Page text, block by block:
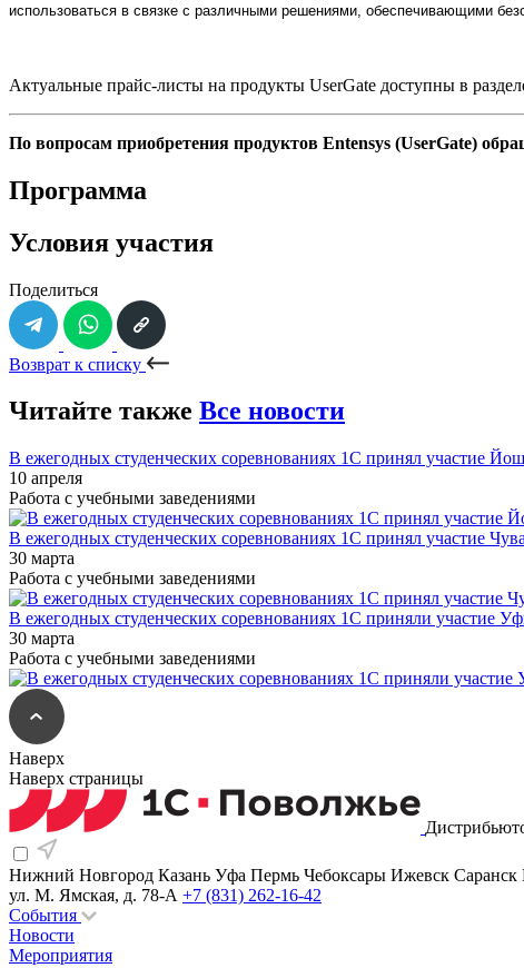
использоваться в связке с различными решениями, обеспечивающими
Актуальные прайс-листы на продукты UserGate доступны в
По вопросам приобретения продуктов Entensys (UserGate)
Программа
Условия участия
Поделиться
Возврат к списку
Читайте также Все новости
В ежегодных студенческих соревнованиях 1С принял участие
10 апреля
Работа с учебными заведениями
В ежегодных студенческих соревнованиях 1С принял участие
30 марта
Работа с учебными заведениями
В ежегодных студенческих соревнованиях 1С приняли участие
30 марта
Работа с учебными заведениями
Наверх
Наверх страницы
Нижний Новгород Казань Уфа Пермь Чебоксары Ижевск Саранск
ул. М. Ямская, д. 78-А +7 (831) 262-16-42
События
Новости
Мероприятия